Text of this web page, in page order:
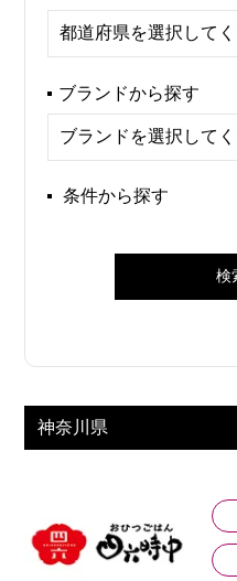
ブランドから探す
条件から探す
神奈川県